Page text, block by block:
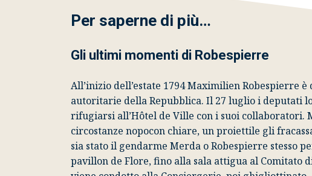
Per saperne di più…
Gli ultimi momenti di Robespierre
All’inizio dell’estate 1794 MaximilienRobespierre è
autoritarie della Repubblica. Il 27 luglio i deputati
rifugiarsi all’Hôtel de Ville con i suoi collaboratori.
circostanze nopocon chiare, un proiettile gli
sia stato il gendarme Merda o Robespierre stesso
pavillon de Flore, fino alla sala attigua al Comitato